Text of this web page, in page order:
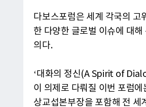
다보스포럼은 세계 각국의 고
한 다양한 글로벌 이슈에 대
의다.
‘대화의 정신(A Spirit of
이 의제로 다뤄질 이번 포럼
상교섭본부장을 포함해 전 세